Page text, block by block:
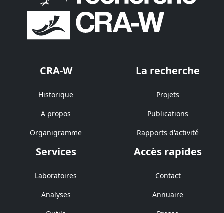
CRA-W
Historique
A propos
Organigramme
La recherche
Projets
Publications
Rapports d'activité
Services
Laboratoires
Analyses
Accès rapides
Contact
Annuaire